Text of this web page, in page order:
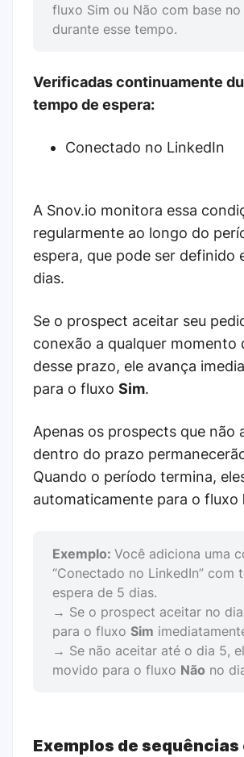
fluxo Sim ou Não com base
durante esse tempo.
Verificadas continuamente
tempo de espera:
Conectado no LinkedIn
A Snov.io monitora essa
regularmente ao longo do
espera, que pode ser definido
dias.
Se o prospect aceitar seu
conexão a qualquer momento
desse prazo, ele avança
para o fluxo Sim.
Apenas os prospects que não
dentro do prazo
Quando o período termina,
automaticamente para o fluxo
Exemplo: Você adiciona uma
“Conectado no LinkedIn” com
espera de 5 dias.
→ Se o prospect aceitar no
para o fluxo Sim
→ Se não aceitar até o dia 5,
movido para o fluxo Não no
Exemplos de sequências